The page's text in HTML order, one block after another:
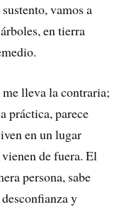
vamos a
en tierra
lleva la contraria;
práctica, parece
en un lugar
de fuera. El
persona, sabe
y